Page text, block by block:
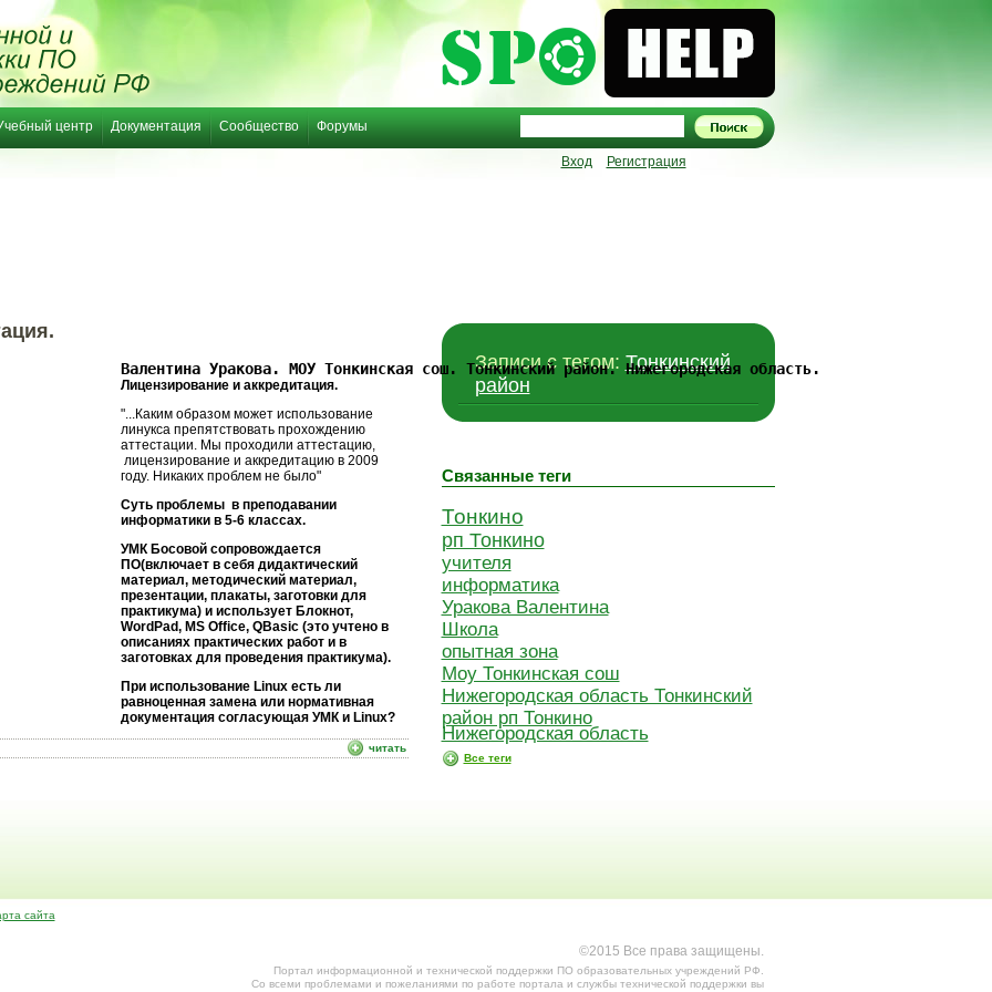
центр Документация Сообщество Форумы
Вход Регистрация
Записи c тегом: Тонкинский
район
Связанные теги
Тонкино
рп Тонкино
учителя
информатика
Уракова Валентина
Школа
опытная зона
Моу Тонкинская сош
Нижегородская область Тонкинский
район рп Тонкино
Нижегородская область
Все теги
Валентина Уракова. МОУ Тонкинская сош. Тонкинский район. Нижегородская область.
Лицензирование и аккредитация.
"...Каким образом может использование
линукса препятствовать прохождению
аттестации. Мы проходили аттестацию,
лицензирование и аккредитацию в 2009
году. Никаких проблем не было"
Суть проблемы в преподавании
информатики в 5-6 классах.
УМК Босовой сопровождается
ПО(включает в себя дидактический
материал, методический материал,
презентации, плакаты, заготовки для
практикума) и использует Блокнот,
WordPad, MS Office, QBasic (это учтено в
описаниях практических работ и в
заготовках для проведения практикума).
При использование Linux есть ли
равноценная замена или нормативная
документация согласующая УМК и Linux?
читать
сайта
©2015 Все права защищены.
Портал информационной и технической поддержки ПО образовательных учреждений РФ.
Cо всеми проблемами и пожеланиями по работе портала и службы технической поддержки вы